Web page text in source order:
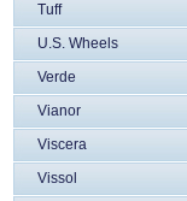
Tuff
U.S. Wheels
Verde
Vianor
Viscera
Vissol